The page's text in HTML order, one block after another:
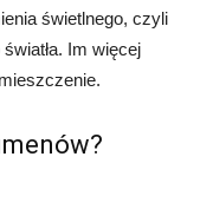
świetlnego, czyli
Im więcej